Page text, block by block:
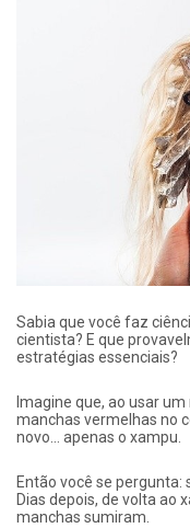
Sabia que você faz
cientista? E que
estratégias essenciais?
Imagine que, ao usar
manchas vermelhas no
novo… apenas o xampu.
Então você se pergunta:
Dias depois, de volta ao
manchas sumiram.